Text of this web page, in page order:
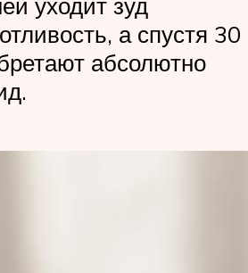
а спустя 30
абсолютно